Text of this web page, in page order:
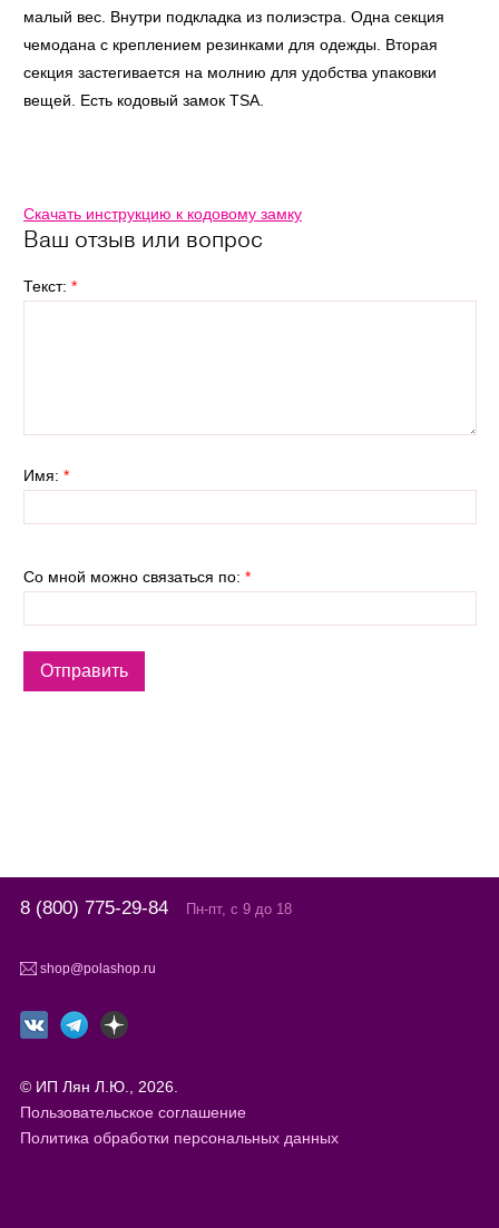
малый вес. Внутри подкладка из полиэстра. Одна секция
чемодана с креплением резинками для одежды. Вторая
секция застегивается на молнию для удобства упаковки
вещей. Есть кодовый замок TSA.
Скачать инструкцию к кодовому замку
Ваш отзыв или вопрос
Текст: *
Имя: *
Со мной можно связаться по: *
8 (800) 775-29-84 Пн-пт, с 9 до 18
shop@polashop.ru
© ИП Лян Л.Ю., 2026.
Пользовательское соглашение
Политика обработки персональных данных